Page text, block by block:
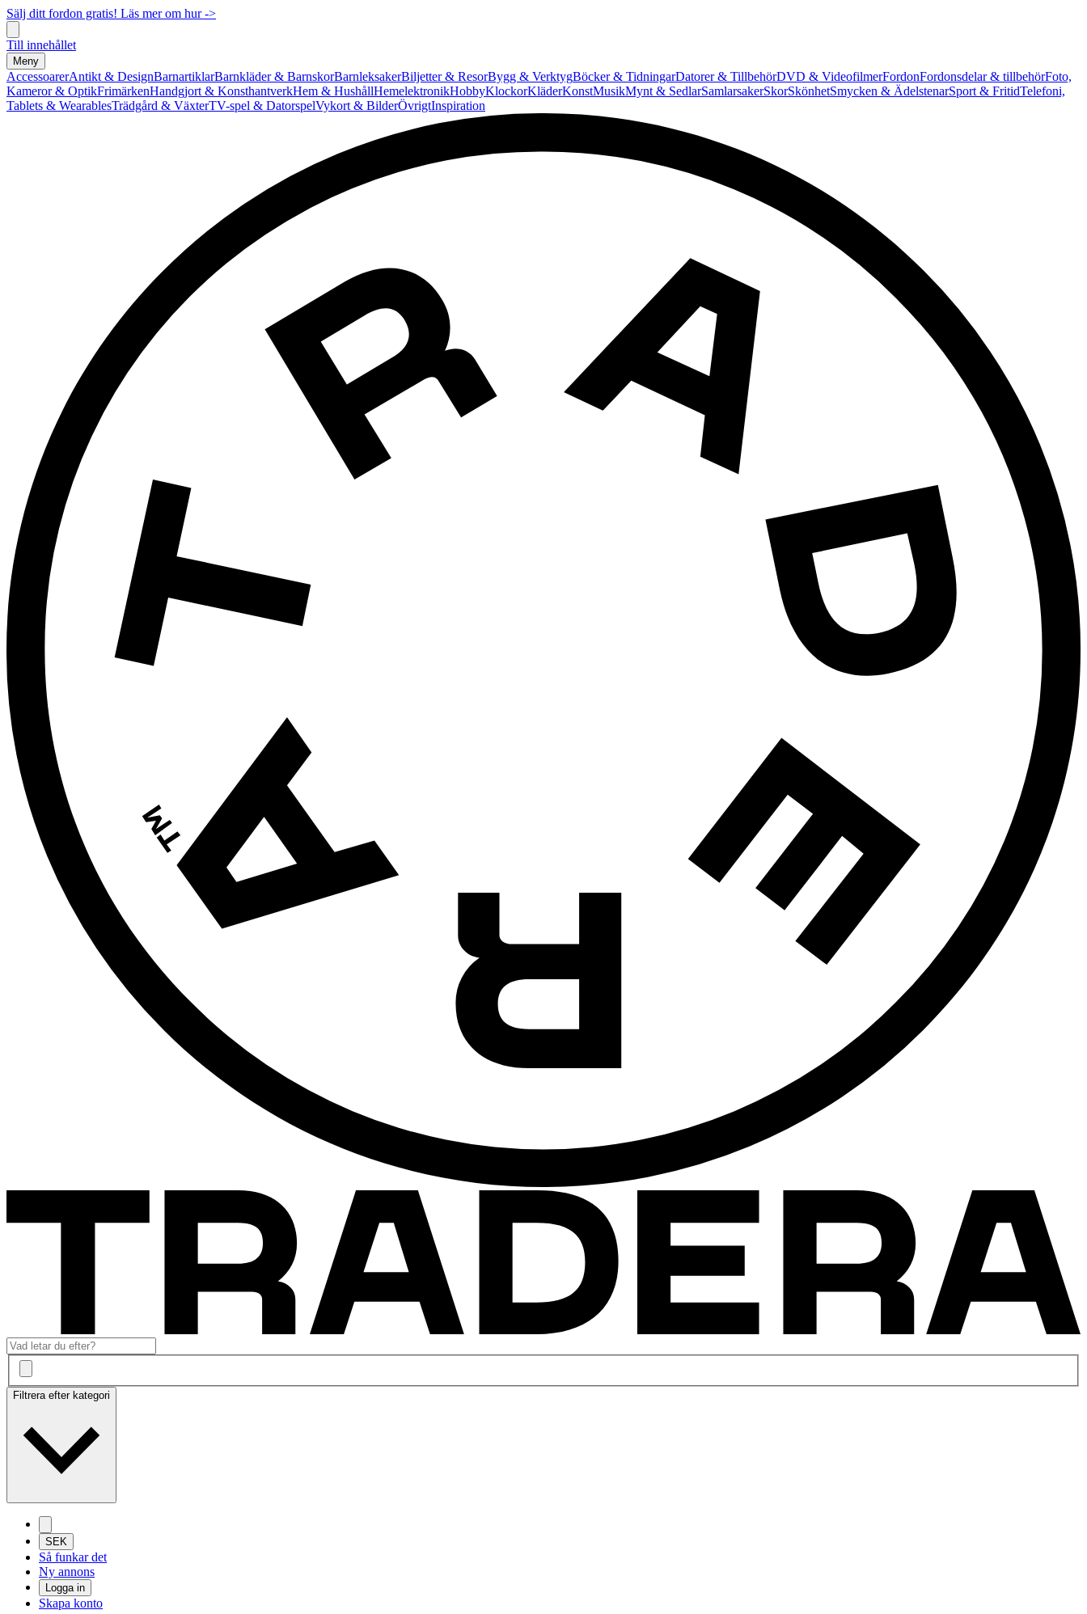
Sälj ditt fordon gratis! Läs mer om hur ->
Till innehållet
Meny
AccessoarerAntikt & DesignBarnartiklarBarnkläder & BarnskorBarnleksakerBiljetter & ResorBygg & VerktygBöcker & TidningarDatorer & TillbehörDVD & VideofilmerFordonFordonsdelar & tillbehörFoto,
Kameror & OptikFrimärkenHandgjort & KonsthantverkHem & HushållHemelektronikHobbyKlockorKläderKonstMusikMynt & SedlarSamlarsakerSkorSkönhetSmycken & ÄdelstenarSport & FritidTelefoni,
Tablets & WearablesTrädgård & VäxterTV-spel & DatorspelVykort & BilderÖvrigtInspiration
Filtrera efter kategori
SEK
Så funkar det
Ny annons
Logga in
Skapa konto